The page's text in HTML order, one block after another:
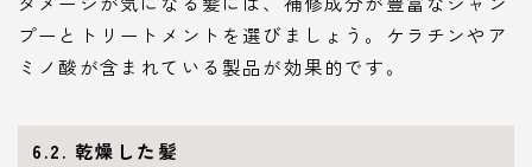
プーとトリートメントを選びましょう。ケラチンやア
ミノ酸が含まれている製品が効果的です。
6.2. 乾燥した髪